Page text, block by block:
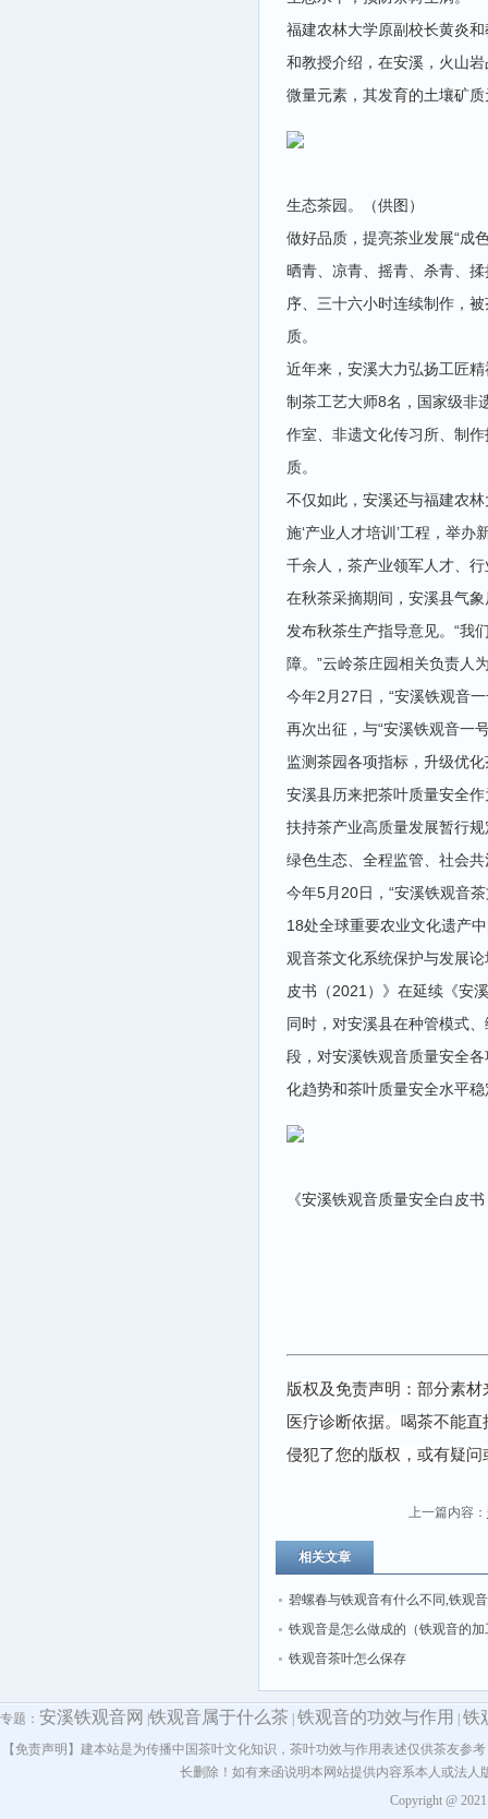
福建农林大学原副校长黄炎
和教授介绍，在安溪，火山
微量元素，其发育的土壤矿
生态茶园。（供图）
做好品质，提亮茶业发展“成
晒青、凉青、摇青、杀青、
序、三十六小时连续制作，
质。
近年来，安溪大力弘扬工匠
制茶工艺大师8名，国家级非
作室、非遗文化传习所、制
质。
不仅如此，安溪还与福建农
施‘产业人才培训’工程，举
千余人，茶产业领军人才、
在秋茶采摘期间，安溪县气
发布秋茶生产指导意见。“我
障。”云岭茶庄园相关负责人
今年2月27日，“安溪铁观音
再次出征，与“安溪铁观音一
监测茶园各项指标，升级优
安溪县历来把茶叶质量安全
扶持茶产业高质量发展暂行
绿色生态、全程监管、社会
今年5月20日，“安溪铁观音
18处全球重要农业文化遗产
观音茶文化系统保护与发展
皮书（2021）》在延续《安
同时，对安溪县在种管模式
段，对安溪铁观音质量安全
化趋势和茶叶质量安全水平
《安溪铁观音质量安全白皮
版权及免责声明：部分素
医疗诊断依据。喝茶不能
侵犯了您的版权，或有疑
上一篇内容：
相关文章
碧螺春与铁观音有什么不同,铁观
螺春哪个好？
铁观音是怎么做成的（铁观音的加
及流程）
铁观音茶叶怎么保存
专题： 安溪铁观音网 铁观音属于什么茶 铁观音的功效与作用 铁
【免责声明】建本站是为传播中国茶叶文化知识，茶叶功效与作用表述仅供茶友
长删除！如有来函说明本网站提供内容系本人或法
Copyright @